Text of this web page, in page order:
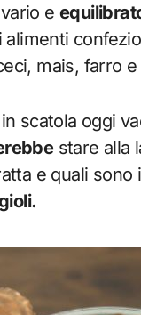
e
alimenti
mais, farro
scatola oggi
stare alla
e quali sono